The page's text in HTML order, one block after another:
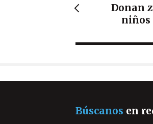
Donan
niños
Búscanos en